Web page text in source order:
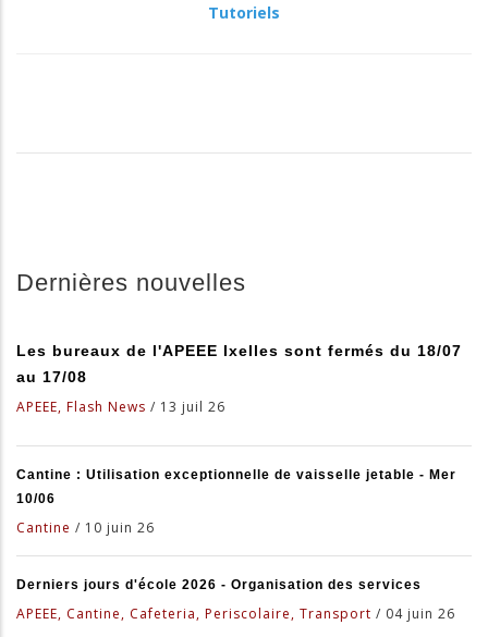
Tutoriels
Dernières nouvelles
Les bureaux de l'APEEE Ixelles sont fermés du 18/07
au 17/08
APEEE, Flash News / 13 juil 26
Cantine : Utilisation exceptionnelle de vaisselle jetable - Mer
10/06
Cantine / 10 juin 26
Derniers jours d'école 2026 - Organisation des services
APEEE, Cantine, Cafeteria, Periscolaire, Transport / 04 juin 26